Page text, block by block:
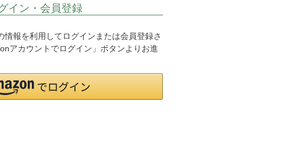
イン・会員登録
情報を利用してログインまたは会員登録さ
アカウントでログイン」ボタンよりお進